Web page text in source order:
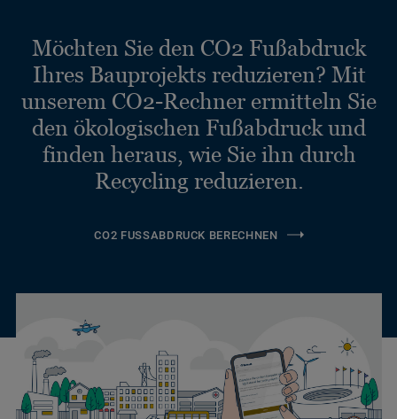
Möchten Sie den CO2 Fußabdruck
Ihres Bauprojekts reduzieren? Mit
unserem CO2-Rechner ermitteln Sie
den ökologischen Fußabdruck und
finden heraus, wie Sie ihn durch
Recycling reduzieren.
CO2 FUSSABDRUCK BERECHNEN